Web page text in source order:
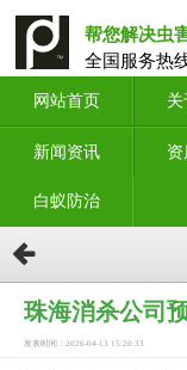
帮您解决虫
全国服务热
网站首页 关
新闻资讯 资
白蚁防治
珠海消杀公司
发表时间：2026-04-13 15:20:33